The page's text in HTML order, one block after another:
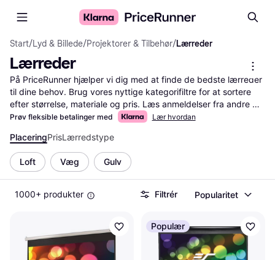
Start/Lyd & Billede/Projektorer & Tilbehør/Lærreder
Lærreder
På PriceRunner hjælper vi dig med at finde de bedste lærreder
til dine behov. Brug vores nyttige kategorifiltre for at sortere
efter størrelse, materiale og pris. Læs anmeldelser fra andre
brugere for at få indsigt i kvalitet og holdbarhed. Sammenlign
den bedste handel. Vores tjeneste guider dig gennem et bredt
udvalg, så du nemt kan træffe den rigtige beslutning. Uanset
om du leder efter et lærred til maleri eller projektion, kan du
finde det her på PriceRunner. Spar tid og penge ved at bruge
vores omfattende sammenligningsværktøjer og
filtreringsmuligheder.
Prøv fleksible betalinger med Lær hvordan
PlaceringPrisLærredstype
Loft Væg Gulv
1000+ produkter Filtrér Popularitet
Populær